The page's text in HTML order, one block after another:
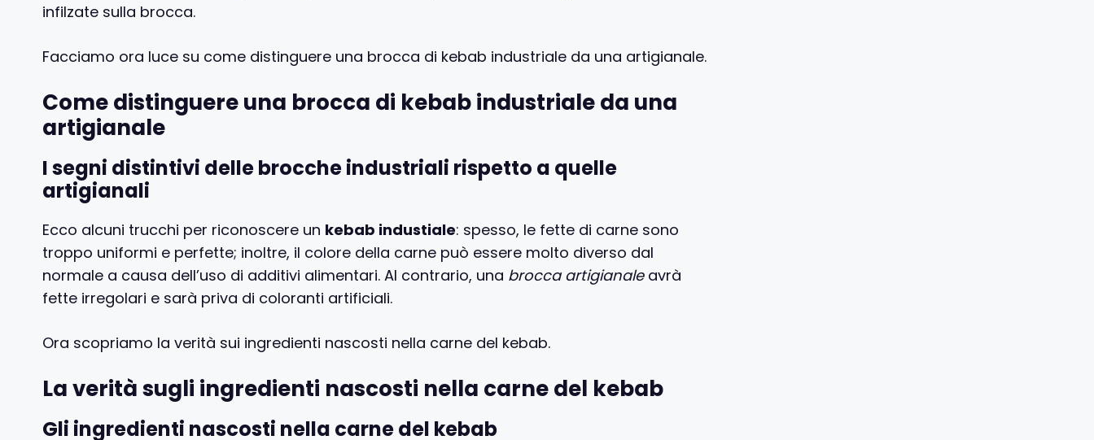
infilzate sulla brocca.
Facciamo ora luce su come distinguere una brocca di kebab industriale da una artigianale.
Come distinguere una brocca di kebab industriale da una
artigianale
I segni distintivi delle brocche industriali rispetto a quelle
artigianali
Ecco alcuni trucchi per riconoscere un kebab industiale: spesso, le fette di carne sono
troppo uniformi e perfette; inoltre, il colore della carne può essere molto diverso dal
normale a causa dell’uso di additivi alimentari. Al contrario, una brocca artigianaleavrà
fette irregolari e sarà priva di coloranti artificiali.
Ora scopriamo la verità sui ingredienti nascosti nella carne del kebab.
La verità sugli ingredienti nascosti nella carne del kebab
Gli ingredienti nascosti nella carne del kebab